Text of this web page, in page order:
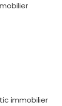
immobilier